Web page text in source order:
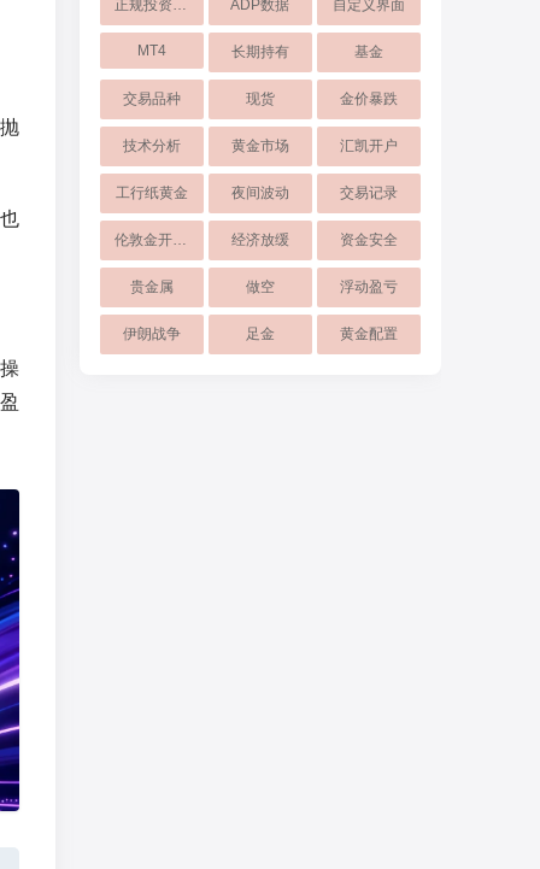
正规投资软件 ADP数据 自定义界面
MT4 长期持有 基金
交易品种 现货 金价暴跌
技术分析 黄金市场 汇凯开户
工行纸黄金 夜间波动 交易记录
伦敦金开户交易 经济放缓 资金安全
贵金属 做空 浮动盈亏
伊朗战争 足金 黄金配置